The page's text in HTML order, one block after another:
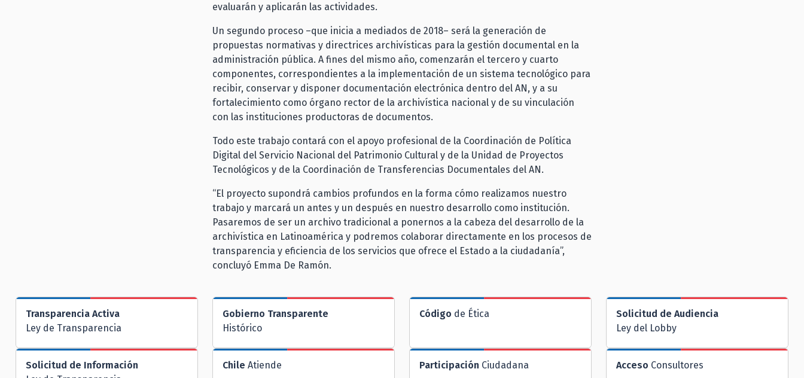
evaluarán y aplicarán las actividades.
Un segundo proceso –que inicia a mediados de 2018– será la generación de
propuestas normativas y directrices archivísticas para la gestión documental en la
administración pública. A fines del mismo año, comenzarán el tercero y cuarto
componentes, correspondientes a la implementación de un sistema tecnológico para
recibir, conservar y disponer documentación electrónica dentro del AN, y a su
fortalecimiento como órgano rector de la archivística nacional y de su vinculación
con las instituciones productoras de documentos.
Todo este trabajo contará con el apoyo profesional de la Coordinación de Política
Digital del Servicio Nacional del Patrimonio Cultural y de la Unidad de Proyectos
Tecnológicos y de la Coordinación de Transferencias Documentales del AN.
“El proyecto supondrá cambios profundos en la forma cómo realizamos nuestro
trabajo y marcará un antes y un después en nuestro desarrollo como institución.
Pasaremos de ser un archivo tradicional a ponernos a la cabeza del desarrollo de la
archivística en Latinoamérica y podremos colaborar directamente en los procesos de
transparencia y eficiencia de los servicios que ofrece el Estado a la ciudadanía”,
concluyó Emma De Ramón.
Transparencia Activa
Ley de Transparencia
Gobierno Transparente
Histórico
Código de Ética
Solicitud de Audiencia
Ley del Lobby
Solicitud de Información
Chile Atiende Participación Ciudadana Acceso Consultores